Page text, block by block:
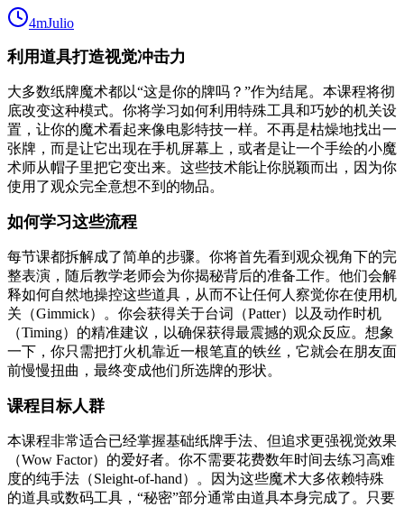
4mJulio
利用道具打造视觉冲击力
大多数纸牌魔术都以“这是你的牌吗？”作为结尾。本课程将彻
底改变这种模式。你将学习如何利用特殊工具和巧妙的机关设
置，让你的魔术看起来像电影特技一样。不再是枯燥地找出一
张牌，而是让它出现在手机屏幕上，或者是让一个手绘的小魔
术师从帽子里把它变出来。这些技术能让你脱颖而出，因为你
使用了观众完全意想不到的物品。
如何学习这些流程
每节课都拆解成了简单的步骤。你将首先看到观众视角下的完
整表演，随后教学老师会为你揭秘背后的准备工作。他们会解
释如何自然地操控这些道具，从而不让任何人察觉你在使用机
关（Gimmick）。你会获得关于台词（Patter）以及动作时机
（Timing）的精准建议，以确保获得最震撼的观众反应。想象
一下，你只需把打火机靠近一根笔直的铁丝，它就会在朋友面
前慢慢扭曲，最终变成他们所选牌的形状。
课程目标人群
本课程非常适合已经掌握基础纸牌手法、但追求更强视觉效果
（Wow Factor）的爱好者。你不需要花费数年时间去练习高难
度的纯手法（Sleight-of-hand）。因为这些魔术大多依赖特殊
的道具或数码工具，“秘密”部分通常由道具本身完成了。只要